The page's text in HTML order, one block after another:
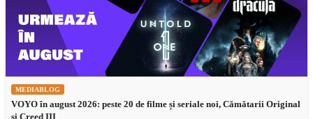
MEDIABLOG
VOYO în august 2026: peste 20 de filme și seriale noi, Cămătarii Original
și Creed III